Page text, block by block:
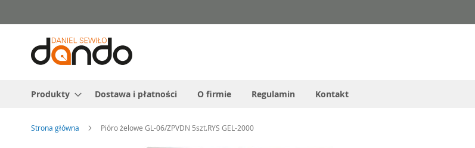
do
treści
Produkty Dostawa i płatności O firmie Regulamin Kontakt
Strona główna Pióro żelowe GL-06/ZPVDN 5szt.RYS GEL-2000